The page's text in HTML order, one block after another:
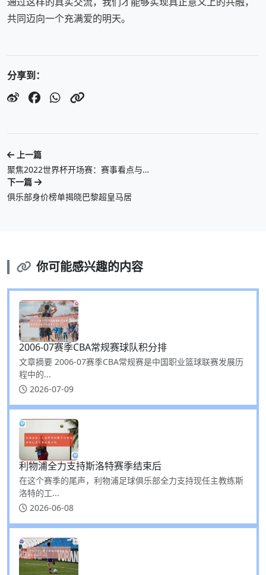
共同迈向一个充满爱的明天。
分享到：
上一篇
聚焦2022世界杯开场赛：赛事看点与…
下一篇
俱乐部身价榜单揭晓巴黎超皇马居
你可能感兴趣的内容
2006-07赛季CBA常规赛球队积分排
文章摘要 2006-07赛季CBA常规赛是中国职业篮球联赛发展历
程中的...
2026-07-09
利物浦全力支持斯洛特赛季结束后
在这个赛季的尾声，利物浦足球俱乐部全力支持现任主教练斯
洛特的工...
2026-06-08